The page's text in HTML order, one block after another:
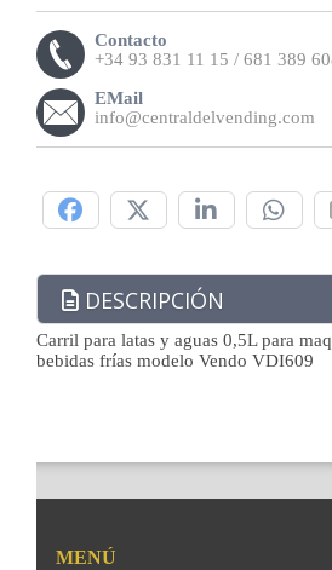
Contacto
+34 93 831 11 15 / 681 389
EMail
info@centraldelvending.com
DESCRIPCIÓN
Carril para latas y aguas 0,5L para
bebidas frías modelo Vendo VDI609
MENÚ